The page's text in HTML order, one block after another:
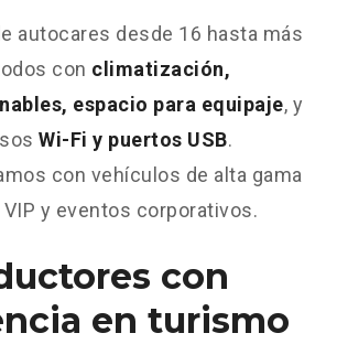
autocares desde 16 hasta más
con climatización,
espacio para equipaje, y
Wi-Fi y puertos USB.
con vehículos de alta gama
y eventos corporativos.
con
en turismo